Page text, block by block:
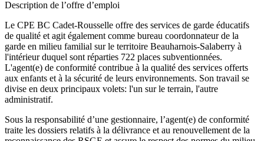
Description de l’offre d’emploi
Le CPE BC Cadet-Rousselle offre des services de garde éducatifs
de qualité et agit également comme bureau coordonnateur de la
garde en milieu familial sur le territoire Beauharnois-Salaberry à
l'intérieur duquel sont réparties 722 places subventionnées.
L'agent(e) de conformité contribue à la qualité des services offerts
aux enfants et à la sécurité de leurs environnements. Son travail se
divise en deux principaux volets: l'un sur le terrain, l'autre
administratif.
Sous la responsabilité d’une gestionnaire, l’agent(e) de conformité
traite les dossiers relatifs à la délivrance et au renouvellement de la